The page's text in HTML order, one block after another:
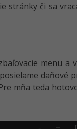
stránky či sa
menu a
daňové
mňa teda